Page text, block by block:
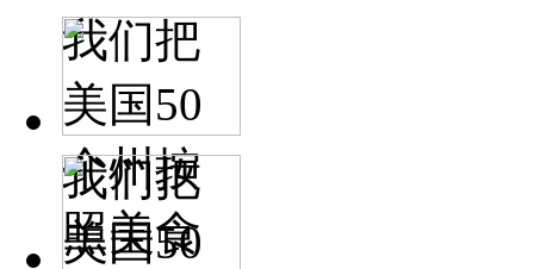
我们把
美国50
个州按
照美食
我们把
美国50